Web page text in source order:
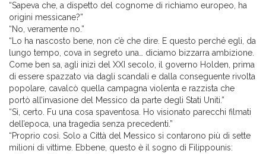
“Sapeva che, a dispetto del cognome di richiamo europeo, ha
origini messicane?”
“No, veramente no.”
“Lo ha nascosto bene, non c’è che dire. E questo perché egli, da
lungo tempo, cova in segreto una… diciamo bizzarra ambizione.
Come ben sa, agli inizi del XXI secolo, il governo Holden, prima
di essere spazzato via dagli scandali e dalla conseguente rivolta
popolare, cavalcò quella campagna violenta e razzista che
portò all’invasione del Messico da parte degli Stati Uniti.”
“Sì, certo. Fu una cosa spaventosa. Ho visionato parecchi filmati
dell’epoca, una tragedia senza precedenti.”
“Proprio così. Solo a Città del Messico si contarono più di sette
milioni di vittime. Ebbene, questo è il sogno di Filippounis: